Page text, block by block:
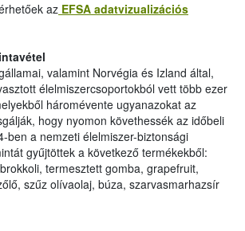
az EFSA adatvizualizációs
valamint Norvégia és Izland által,
élelmiszercsoportokból vett több ezer
háromévente ugyanazokat az
hogy nyomon követhessék az időbeli
ben a nemzeti élelmiszer-biztonsági
gyűjtöttek a következő termékekből:
termesztett gomba, grapefruit,
szűz olívaolaj, búza, szarvasmarhazsír